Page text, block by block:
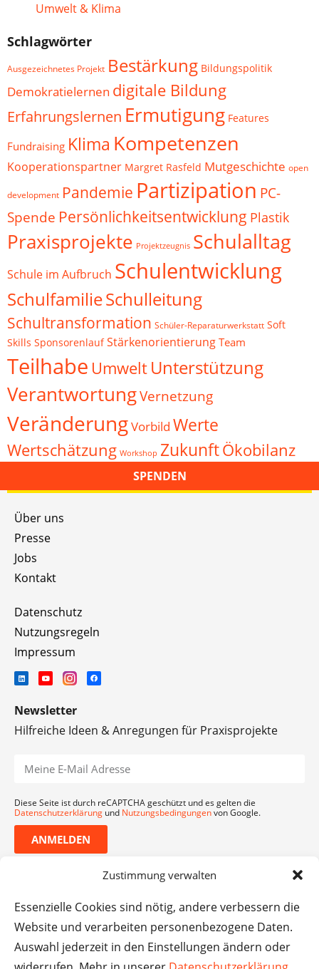
Zustimmung verwalten
Essenzielle Cookies sind nötig, andere verbessern die
Website und verarbeiten personenbezogene Daten.
Auswahl jederzeit in den Einstellungen ändern oder
Umwelt & Klima
Schlagwörter
Ausgezeichnetes Projekt Bestärkung Bildungspolitik
Demokratielernen digitale Bildung
Erfahrungslernen Ermutigung Features
Fundraising Klima Kompetenzen
Kooperationspartner Margret Rasfeld Mutgeschichte open
development Pandemie Partizipation PC-
Spende Persönlichkeitsentwicklung Plastik
Praxisprojekte Projektzeugnis Schulalltag
Schule im Aufbruch Schulentwicklung
SchulfamilieSchulleitung
Schultransformation Schüler-Reparaturwerkstatt Soft
Skills Sponsorenlauf Stärkenorientierung Team
Teilhabe Umwelt Unterstützung
VerantwortungVernetzung
VeränderungVorbild Werte
Wertschätzung Workshop ZukunftÖkobilanz
SPENDEN
Über uns
Presse
Jobs
Kontakt
Datenschutz
Nutzungsregeln
Impressum
Newsletter
Hilfreiche Ideen & Anregungen für Praxisprojekte
Diese Seite ist durch reCAPTCHA geschützt und es gelten die
Datenschutzerklärung und Nutzungsbedingungenvon Google.
ANMELDEN